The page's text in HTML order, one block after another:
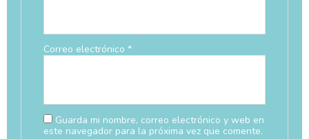
Correo electrónico *
Guarda mi nombre, correo electrónico y web en
este navegador para la próxima vez que comente.